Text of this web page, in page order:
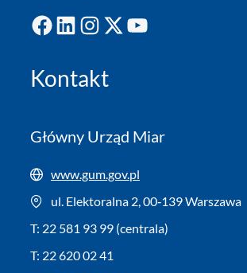
Kontakt
Główny Urząd Miar
www.gum.gov.pl
ul. Elektoralna 2, 00‑139 Warszawa
T: 22 581 93 99 (centrala)
T: 22 620 02 41
Facebook LinkedIn Instagram X YouTube